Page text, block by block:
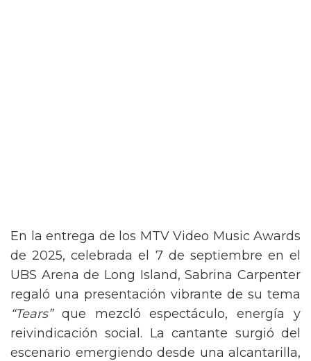
En la entrega de los MTV Video Music Awards
de 2025, celebrada el 7 de septiembre en el
UBS Arena de Long Island, Sabrina Carpenter
regaló una presentación vibrante de su tema
“Tears”que mezcló espectáculo, energía y
reivindicación social. La cantante surgió del